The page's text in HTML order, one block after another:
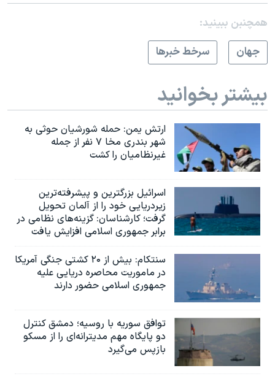
همچنبن ببینید:
جهان
سرخط خبرها
بیشتر بخوانید
ارتش یمن: حمله شورشیان حوثی به
شهر بندری مخا ۷ نفر از جمله
غیرنظامیان را کشت
اسرائيل بزرگترین و پیشرفته‌ترین
زیردریایی خود را از آلمان تحویل
گرفت؛ کارشناسان: گزینه‌های نظامی در
برابر جمهوری اسلامی افزایش یافت
سنتکام: بیش از ۲۰ کشتی جنگی آمریکا
در ماموریت محاصره دریایی علیه
جمهوری اسلامی حضور دارند
توافق سوریه با روسیه؛ دمشق کنترل
دو پایگاه مهم مدیترانه‌ای را از مسکو
بازپس می‌گیرد